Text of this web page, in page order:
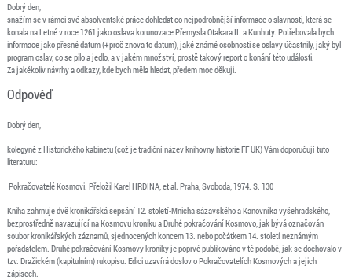
Dobrý den,
snažím se v rámci své absolventské práce dohledat co nejpodrobnější informace o slavnosti, která se
konala na Letné v roce 1261 jako oslava korunovace Přemysla Otakara II. a Kunhuty. Potřebovala bych
informace jako přesné datum (+proč znova to datum), jaké známé osobnosti se oslavy účastnily, jaký byl
program oslav, co se pilo a jedlo, a v jakém množství, prostě takový report o konání této události.
Za jakékoliv návrhy a odkazy, kde bych měla hledat, předem moc děkuji.
Odpověď
Dobrý den,
kolegyně z Historického kabinetu (což je tradiční název knihovny historie FF UK) Vám doporučují tuto
literaturu:
Pokračovatelé Kosmovi. Přeložil Karel HRDINA, et al. Praha, Svoboda, 1974. S. 130
Kniha zahrnuje dvě kronikářská sepsání 12. století-Mnicha sázavského a Kanovníka vyšehradského,
bezprostředně navazující na Kosmovu kroniku a Druhé pokračování Kosmovo, jak bývá označován
soubor kronikářských záznamů, sjednocených koncem 13. nebo počátkem 14. století neznámým
pořadatelem. Druhé pokračování Kosmovy kroniky je poprvé publikováno v té podobě, jak se dochovalo v
tzv. Dražickém (kapitulním) rukopisu. Edici uzavírá doslov o Pokračovatelích Kosmových a jejich
zápisech.